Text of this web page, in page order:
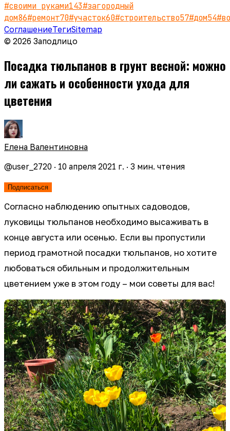
#своими руками143#загородный
дом86#ремонт70#участок60#строительство57#дом54#
СоглашениеТегиSitemap
© 2026 Заподлицо
Посадка тюльпанов в грунт весной: можно
ли сажать и особенности ухода для
цветения
Елена Валентиновна
@user_2720 · 10 апреля 2021 г. · 3 мин. чтения
Подписаться
Согласно наблюдению опытных садоводов,
луковицы тюльпанов необходимо высаживать в
конце августа или осенью. Если вы пропустили
период грамотной посадки тюльпанов, но хотите
любоваться обильным и продолжительным
цветением уже в этом году – мои советы для вас!